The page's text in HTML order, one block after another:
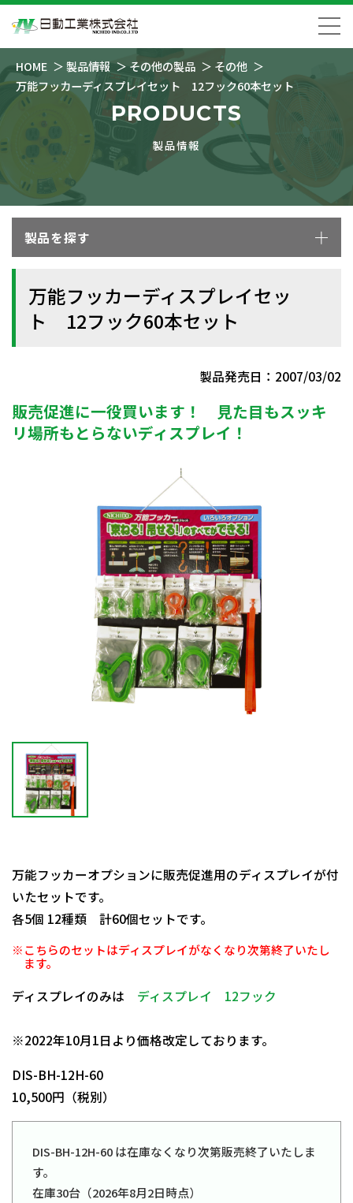
HOME 製品情報 その他の製品
その他
万能フッカーディスプレイセット 12フック60本セット
PRODUCTS
製品情報
製品を探す
万能フッカーディスプレイセッ
ト 12フック60本セット
製品発売日：2007/03/02
販売促進に一役買います！ 見た目もスッキ
リ場所もとらないディスプレイ！
万能フッカーオプションに販売促進用のディスプレイが付
いたセットです。
各5個 12種類 計60個セットです。
※こちらのセットはディスプレイがなくなり次第終了いたし
ます。
ディスプレイのみは ディスプレイ 12フック
※2022年10月1日より価格改定しております。
DIS-BH-12H-60
10,500円（税別）
DIS-BH-12H-60 は在庫なくなり次第販売終了いたしま
す。
在庫30台（2026年8月2日時点）